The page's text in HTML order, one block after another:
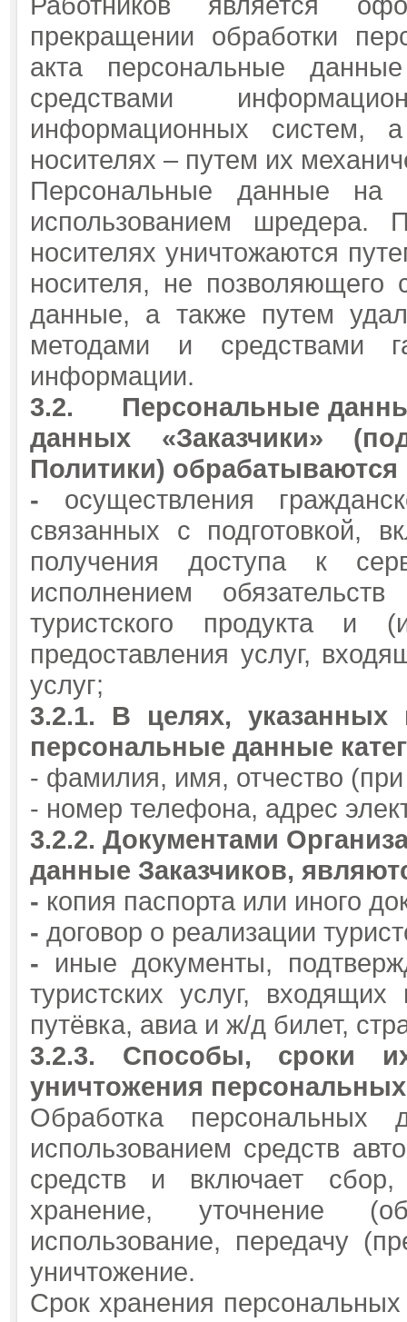
прекращении обработки
акта персональные
средствами
информационных систем,
носителях – путем их
Персональные данные на
использованием шредера.
носителях уничтожаются
носителя, не позволяющего
данные, а также путем
методами и средствами
информации.
3.2. Персональные
данных «Заказчики»
Политики) обрабатываются
- осуществления
связанных с подготовкой,
получения доступа к
исполнением
туристского продукта и
предоставления услуг,
услуг;
3.2.1. В целях, указанных
персональные данные
- фамилия, имя, отчество
- номер телефона, адрес
3.2.2. Документами
данные Заказчиков,
- копия паспорта или иного
- договор о реализации
- иные документы,
туристских услуг, входящих
путёвка, авиа и ж/д билет,
3.2.3. Способы, сроки
уничтожения
Обработка персональных
использованием средств
средств и включает сбор,
хранение, уточнение
использование, передачу
уничтожение.
Срок хранения